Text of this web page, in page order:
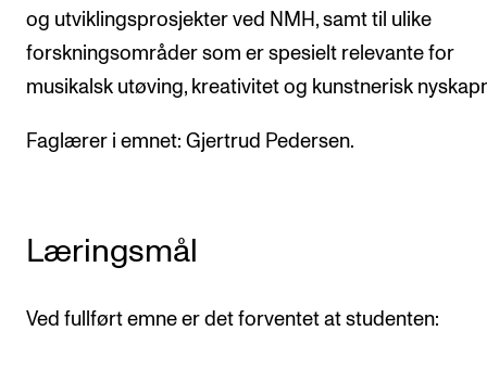
For ansatte og studenter
og utviklingsprosjekter ved NMH, samt til ulike
forskningsområder som er spesielt relevante for
musikalsk utøving, kreativitet og kunstnerisk
Faglærer i emnet: Gjertrud Pedersen.
Læringsmål
Ved fullført emne er det forventet at studenten: